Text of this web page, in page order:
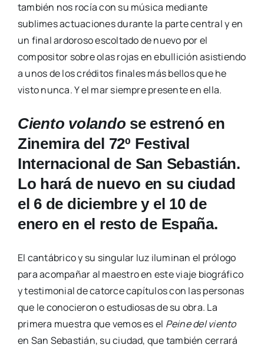
también nos rocía con su música mediante
sublimes actuaciones durante la parte central y en
un final ardoroso escoltado de nuevo por el
compositor sobre olas rojas en ebullición asistiendo
a unos de los créditos finales más bellos que he
visto nunca. Y el mar siempre presente en ella.
Ciento volando se estrenó en
Zinemira del 72º Festival
Internacional de San Sebastián.
Lo hará de nuevo en su ciudad
el 6 de diciembre y el 10 de
enero en el resto de España.
El cantábrico y su singular luz iluminan el prólogo
para acompañar al maestro en este viaje biográfico
y testimonial de catorce capítulos con las personas
que le conocieron o estudiosas de su obra. La
primera muestra que vemos es el Peine del viento
en San Sebastián, su ciudad, que también cerrará